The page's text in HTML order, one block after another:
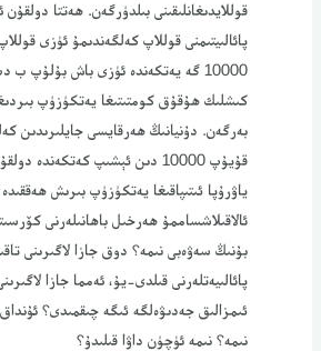
قوللايدىغانلىقىنى بىلدۈرگەن. ھەتتا
پائالىيتىمنى قوللاپ كەلگەندىمۇ ئۈزى
10000 گە يەتكەندە ئۈزى باش بۇلۇپ ب
كىشلىك ھۇقۇق كومتىتىغا يەتكۈزۈپ
بەرگەن. دۇنيانىڭ ھەرقايسى جايلىرىدىن
قۇيۇپ 10000 دىن ئېشىپ
ياۋرۇپا ئىتىپاقىغا يەتكۈزۈپ بىرىش
ئالاقىلاشساممۇ ھەرخىل باھانىلەرنى
بۇنىڭ سەۋەبى نىمە؟ دوق جازا لاگىرىنى
پائالىيەتلەرنى قىلدى-يۇ، ئەمما جازا
ئىمزالىق جەدىۋەلگە ئىگە چىقمىدى؟
نىمە؟ نىمە ئۈچۈن داۋا قىلىدۇ؟